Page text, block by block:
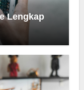
Lengkap